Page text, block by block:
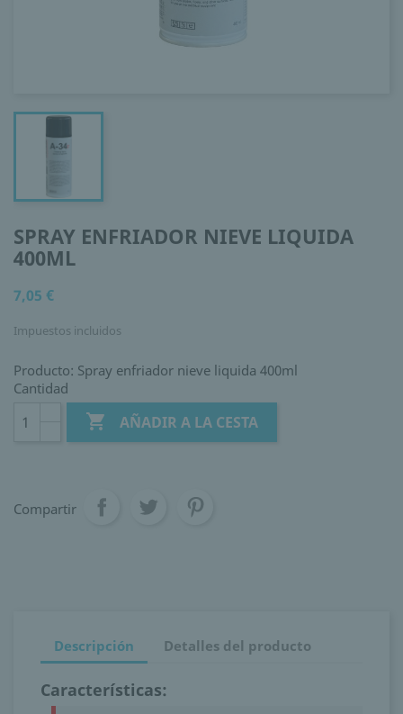
SPRAY ENFRIADOR NIEVE LIQUIDA
400ML
7,05 €
Impuestos incluidos
Producto: Spray enfriador nieve liquida 400ml
Cantidad
 AÑADIR A LA CESTA
Compartir
Descripción Detalles del producto
Características: